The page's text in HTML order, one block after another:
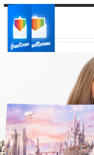
Ваш регион доставки
Выберите из списка: